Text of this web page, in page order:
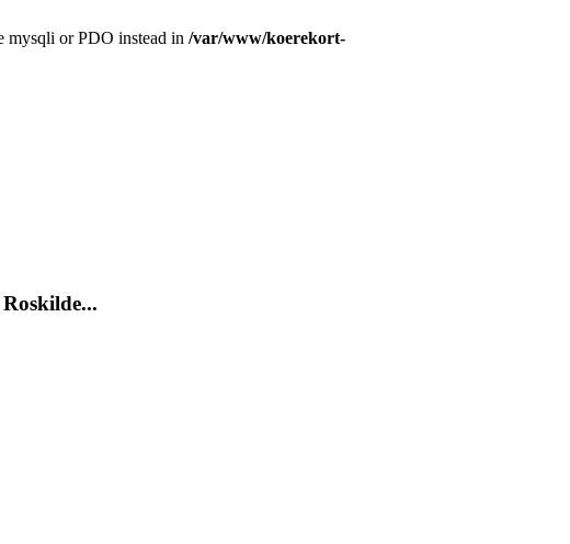
mysqli or PDO instead in /var/www/koerekort-